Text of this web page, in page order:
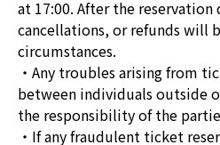
at 17:00. After the reservation
cancellations, or refunds will
circumstances.
・Any troubles arising from
between individuals outside
the responsibility of the
・If any fraudulent ticket